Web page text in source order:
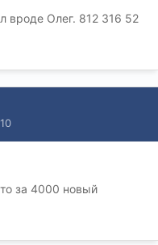
вроде Олег. 812 316 52
за 4000 новый